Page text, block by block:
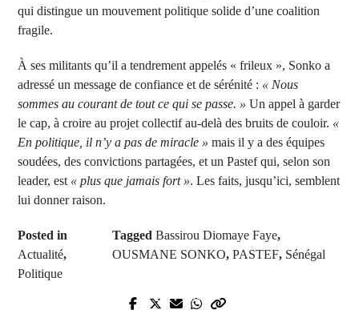
qui distingue un mouvement politique solide d’une coalition
fragile.
À ses militants qu’il a tendrement appelés « frileux », Sonko a
adressé un message de confiance et de sérénité : « Nous
sommes au courant de tout ce qui se passe. » Un appel à garder
le cap, à croire au projet collectif au-delà des bruits de couloir. «
En politique, il n’y a pas de miracle » mais il y a des équipes
soudées, des convictions partagées, et un Pastef qui, selon son
leader, est « plus que jamais fort ». Les faits, jusqu’ici, semblent
lui donner raison.
Posted in
Actualité,
Politique
Tagged Bassirou Diomaye Faye,
OUSMANE SONKO, PASTEF, Sénégal
Prev Post